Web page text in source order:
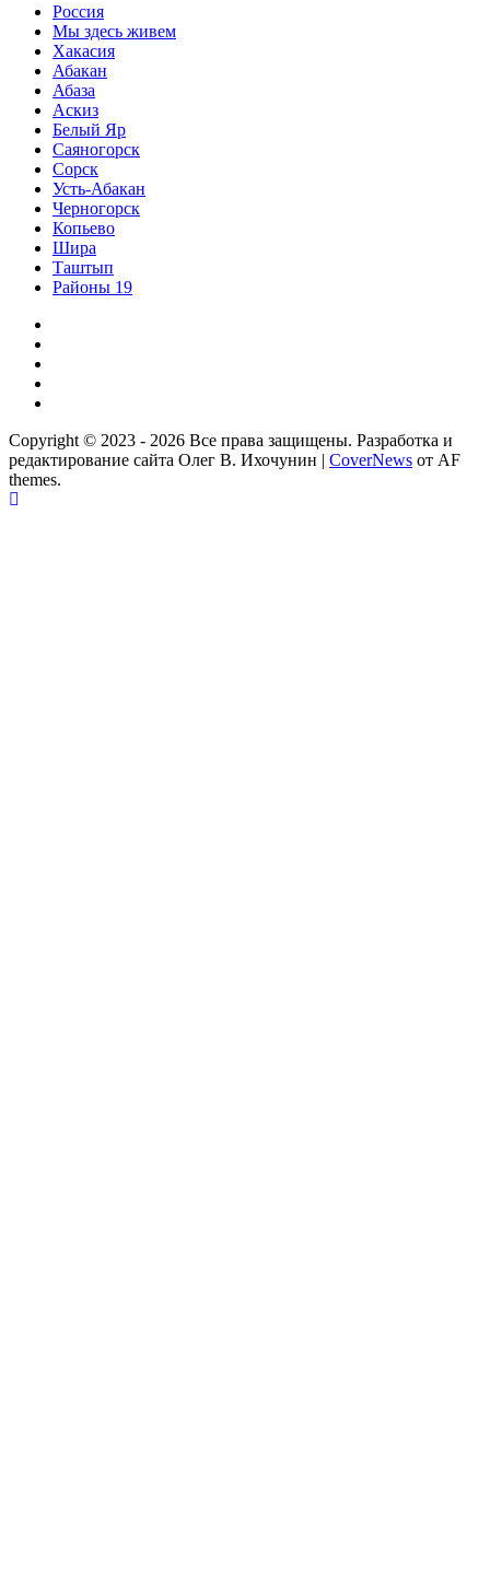
Россия
Мы здесь живем
Хакасия
Абакан
Абаза
Аскиз
Белый Яр
Саяногорск
Сорск
Усть-Абакан
Черногорск
Копьево
Шира
Таштып
Районы 19
Copyright © 2023 - 2026 Все права защищены. Разработка и
редактирование сайта Олег В. Ихочунин | CoverNews от AF
themes.